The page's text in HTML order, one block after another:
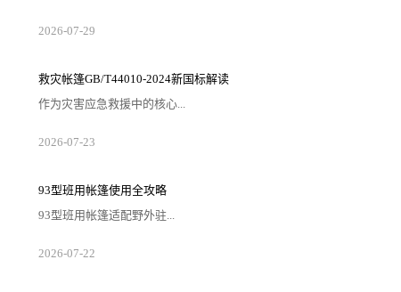
2026-07-29
救灾帐篷GB/T44010-2024新国标解读
作为灾害应急救援中的核心...
2026-07-23
93型班用帐篷使用全攻略
93型班用帐篷适配野外驻...
2026-07-22